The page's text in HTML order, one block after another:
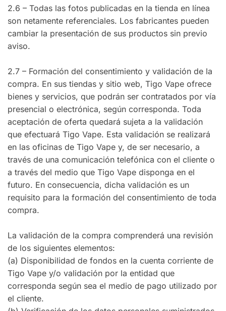
2.6 – Todas las fotos publicadas en la tienda en línea
son netamente referenciales. Los fabricantes pueden
cambiar la presentación de sus productos sin previo
aviso.
2.7 – Formación del consentimiento y validación de la
compra. En sus tiendas y sitio web, Tigo Vape ofrece
bienes y servicios, que podrán ser contratados por vía
presencial o electrónica, según corresponda. Toda
aceptación de oferta quedará sujeta a la validación
que efectuará Tigo Vape. Esta validación se realizará
en las oficinas de Tigo Vape y, de ser necesario, a
través de una comunicación telefónica con el cliente o
a través del medio que Tigo Vape disponga en el
futuro. En consecuencia, dicha validación es un
requisito para la formación del consentimiento de toda
compra.
La validación de la compra comprenderá una revisión
de los siguientes elementos:
(a) Disponibilidad de fondos en la cuenta corriente de
Tigo Vape y/o validación por la entidad que
corresponda según sea el medio de pago utilizado por
el cliente.